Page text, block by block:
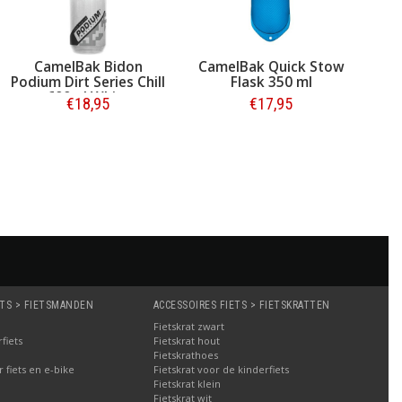
CamelBak Quick Stow
Flask 350 ml
€17,95
Rixus Universele
Waterdichte
Telefoonhouder
RXHB60 <6.1" Zwart
€16,95
> FIETSMANDEN
fiets en e-bike
ACCESSOIRES FIETS > FIETSKRATTEN
Fietskrat zwart
Fietskrat hout
Fietskrathoes
Fietskrat voor de kinderfiets
Fietskrat klein
Fietskrat wit